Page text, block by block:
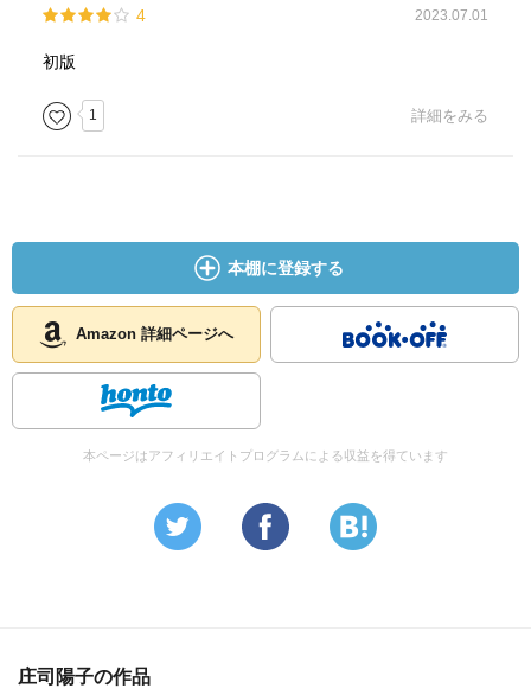
4 2023.07.01
初版
1 詳細をみる
本棚に登録する
Amazon 詳細ページへ
本ページはアフィリエイトプログラムによる収益を得ています
庄司陽子の作品